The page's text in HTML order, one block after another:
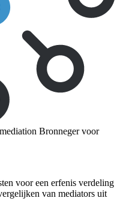
Bronneger voor
voor een erfenis verdeling
van mediators uit